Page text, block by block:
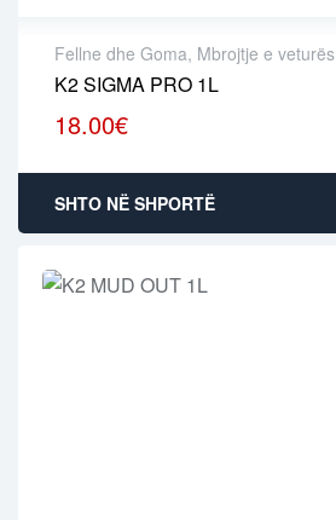
Fellne dhe Goma, Mbrojtje e veturës
K2 SIGMA PRO 1L
18.00€
SHTO NË SHPORTË